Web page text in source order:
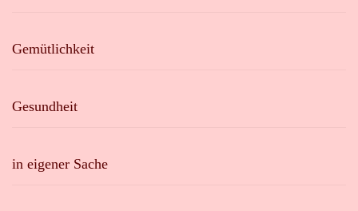
Gemütlichkeit
Gesundheit
in eigener Sache